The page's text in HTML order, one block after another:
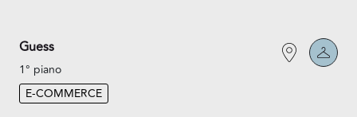
Guess
1° piano
E-COMMERCE